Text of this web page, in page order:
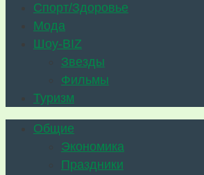
Спорт/Здоровье
Мода
Шоу-BIZ
Звезды
Фильмы
Туризм
Общие
Экономика
Праздники